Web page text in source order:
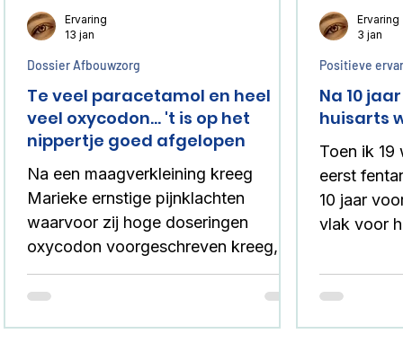
Te veel paracetamol en heel
veel oxycodon... 't is op het
nippertje goed afgelopen
Na een maagverkleining kreeg
Marieke ernstige pijnklachten
waarvoor zij hoge doseringen
oxycodon voorgeschreven kreeg,
gecombineerd met grote
hoeveelheden paracetamol. Door
Dossier Afbouwzorg
Ervaring
13 jan
Na 10
huisarts
Toen ik 19
eerst
10 jaar
vlak voor
afbouwen!
Positieve
Ervaring
3 jan